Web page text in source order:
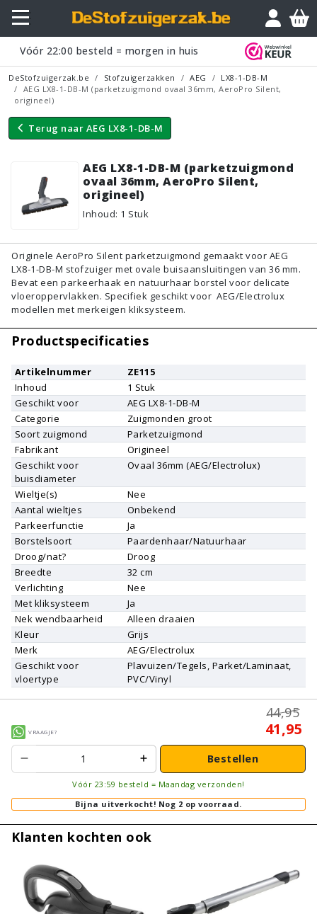
Vóór 22:00 besteld = morgen in huis
DeStofzuigerzak.be Stofzuigerzakken AEG
LX8-1-DB-M
AEG LX8-1-DB-M (parketzuigmond ovaal 36mm, AeroPro Silent,
origineel)
Terug naar AEG LX8-1-DB-M
AEG LX8-1-DB-M (parketzuigmond
ovaal 36mm, AeroPro Silent,
origineel)
Inhoud: 1 Stuk
Vraagje?
Originele AeroPro Silent parketzuigmond gemaakt voor AEG
LX8-1-DB-M stofzuiger met ovale buisaansluitingen van 36 mm.
Bevat een parkeerhaak en natuurhaar borstel voor delicate
vloeroppervlakken. Specifiek geschikt voor AEG/Electrolux
modellen met merkeigen kliksysteem.
Productspecificaties
Artikelnummer
ZE115
Inhoud
1 Stuk
Geschikt voor
AEG LX8-1-DB-M
Categorie
Zuigmonden groot
Soort zuigmond
Parketzuigmond
Fabrikant
Origineel
Geschikt voor
buisdiameter
Ovaal 36mm (AEG/Electrolux)
Wieltje(s)
Nee
Aantal wieltjes
Onbekend
Parkeerfunctie
Ja
Borstelsoort
Paardenhaar/Natuurhaar
Droog/nat?
Droog
Breedte
32 cm
Verlichting
Nee
Met kliksysteem
Ja
Nek wendbaarheid
Alleen draaien
Kleur
Grijs
Merk
AEG/Electrolux
Geschikt voor
vloertype
Plavuizen/Tegels, Parket/Laminaat,
PVC/Vinyl
Vraagje?
44,95
41,95
Bestellen
Vóór 23:59 besteld = Maandag verzonden!
Bijna uitverkocht! Nog 2 op voorraad.
Klanten kochten ook